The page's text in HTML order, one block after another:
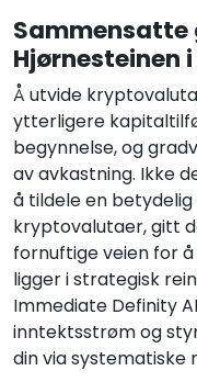
Sammensatte
Hjørnesteinen
Å utvide
ytterligere
begynnelse, og
av avkastning. Ikke
å tildele en
kryptovalutaer, gitt
fornuftige veien for
ligger i strategisk
Immediate Definity
inntektsstrøm og
din via systematiske